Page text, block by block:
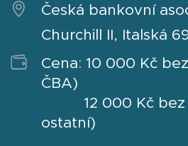
Česká bankovní
Churchill II, Italská
Cena: 10 000 Kč
ČBA)
12 000 Kč bez
ostatní)